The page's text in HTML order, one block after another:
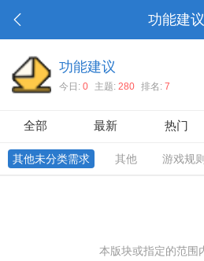
功能建议
功能建议
今日: 0 主题: 280 排名: 7
全部 最新 热门
其他未分类需求 其他 游戏规则
本版块或指定的范围